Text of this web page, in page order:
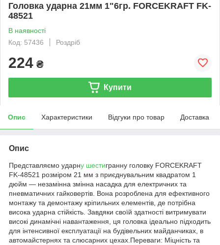
Головка ударна 21мм 1"6гр. FORCEKRAFT FK-
48521
В наявності
Код: 57436
Роздріб
224 ₴
Купити
Опис Характеристики Відгуки про товар Доставка
Опис
Представляємо ударну шестигранну головку FORCEKRAFT
FK-48521 розміром 21 мм з приєднувальним квадратом 1
дюйм — незамінна змінна насадка для електричних та
пневматичних гайковертів. Вона розроблена для ефективного
монтажу та демонтажу кріпильних елементів, де потрібна
висока ударна стійкість. Завдяки своїй здатності витримувати
високі динамічні навантаження, ця головка ідеально підходить
для інтенсивної експлуатації на будівельних майданчиках, в
автомайстернях та слюсарних цехах.Переваги: Міцність та